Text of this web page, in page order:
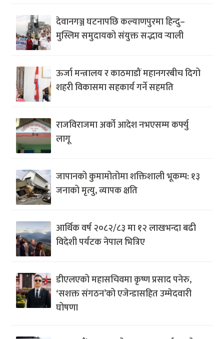
देवानगञ्ज घटनापछि कल्याणपुरमा हिन्दु–
मुस्लिम समुदायको संयुक्त सद्भाव र्‍याली
ऊर्जा मन्त्रालय र काठमाडौं महानगरबीच दिगो
शहरी विकासमा सहकार्य गर्ने सहमति
राजविराजमा अर्को आदेश नभएसम्म कर्फ्यु
लागू
जापानको कुमामोतोमा शक्तिशाली भूकम्प: १३
जनाको मृत्यु, व्यापक क्षति
आर्थिक वर्ष २०८२/८३ मा १२ लाखभन्दा बढी
विदेशी पर्यटक नेपाल भित्रिए
डीएलएको महासचिवमा कृष्ण प्रसाद पनेरु,
‘सशक्त संगठन’को एजेन्डासहित उम्मेदवारी
घोषणा